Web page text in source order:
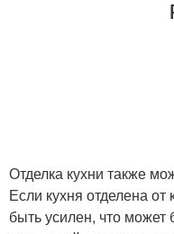
Отделка кухни также
Если кухня отделена от
быть усилен, что